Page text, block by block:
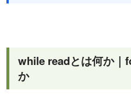
while readとは何か｜
か